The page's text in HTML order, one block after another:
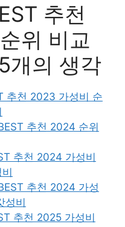
추천
위 비교
개의 생각
추천 2023 가성비 순
추천 2024 순위
추천 2024 가성비
추천 2024 가성
성비
추천 2025 가성비